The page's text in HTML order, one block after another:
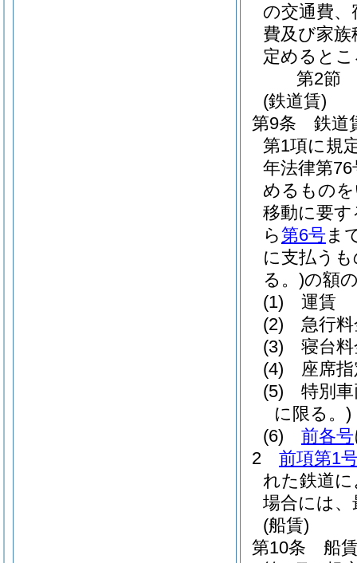
の交通費、
費及び家
定めると
第2節
(鉄道賃)
第9条
鉄道
第1項に規
年法律第76
めるもの
移動に要
ら第6号ま
に支払う
る。)の額
(1)
運賃
(2)
急行
(3)
寝台
(4)
座席
(5)
特別
に限る。)
(6)
前各号
2
前項第1
れた鉄道
場合には、
(船賃)
第10条
船